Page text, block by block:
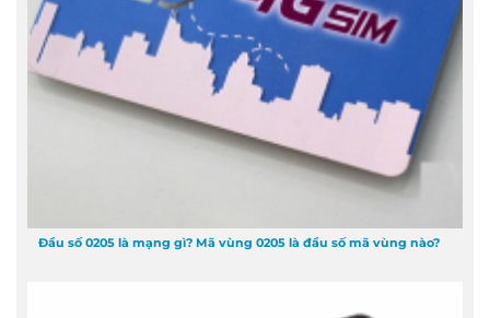
Đầu số 0205 là mạng gì? Mã vùng 0205 là đầu số mã vùng nào?